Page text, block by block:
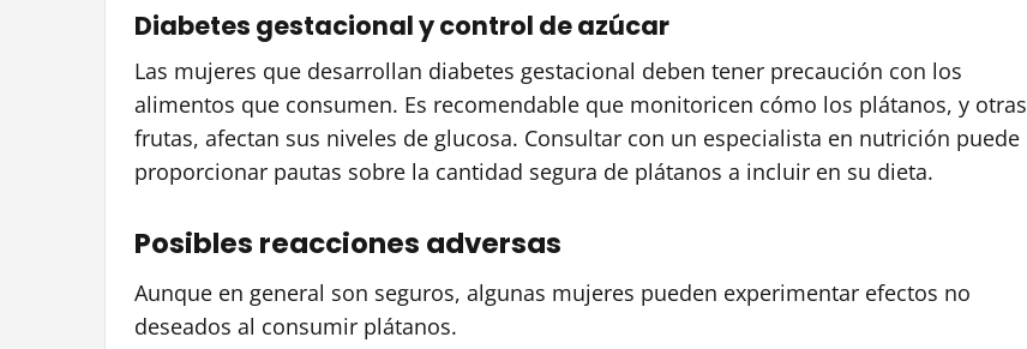
Diabetes gestacional y control de azúcar
Las mujeres que desarrollan diabetes gestacional deben tener precaución con los
alimentos que consumen. Es recomendable que monitoricen cómo los plátanos, y otras
frutas, afectan sus niveles de glucosa. Consultar con un especialista en nutrición puede
proporcionar pautas sobre la cantidad segura de plátanos a incluir en su dieta.
Posibles reacciones adversas
Aunque en general son seguros, algunas mujeres pueden experimentar efectos no
deseados al consumir plátanos.